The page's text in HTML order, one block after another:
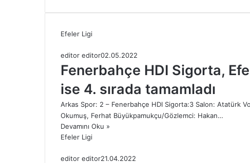
Efeler Ligi
editor editor02.05.2022
Fenerbahçe HDI Sigorta,
ise 4. sırada tamamladı
Arkas Spor: 2 – Fenerbahçe HDI Sigorta:3 Salon: Atatürk
Okumuş, Ferhat Büyükpamukçu/Gözlemci: Hakan…
Devamını Oku »
Efeler Ligi
editor editor21.04.2022